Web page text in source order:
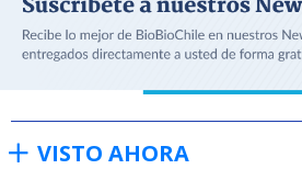
VISTO AHORA